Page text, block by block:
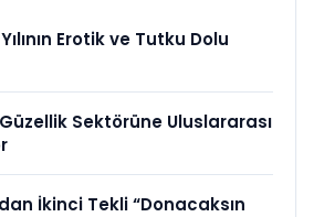
Erotik ve Tutku Dolu
Sektörüne Uluslararası
İkinci Tekli “Donacaksın